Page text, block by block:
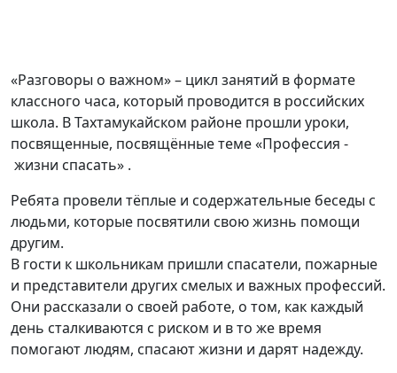
«Разговоры о важном» – цикл занятий в формате
классного часа, который проводится в российских
школа. В Тахтамукайском районе прошли уроки,
посвященные, посвящённые теме «Профессия -
жизни спасать» .
Ребята провели тёплые и содержательные беседы с
людьми, которые посвятили свою жизнь помощи
другим.
В гости к школьникам пришли спасатели, пожарные
и представители других смелых и важных профессий.
Они рассказали о своей работе, о том, как каждый
день сталкиваются с риском и в то же время
помогают людям, спасают жизни и дарят надежду.